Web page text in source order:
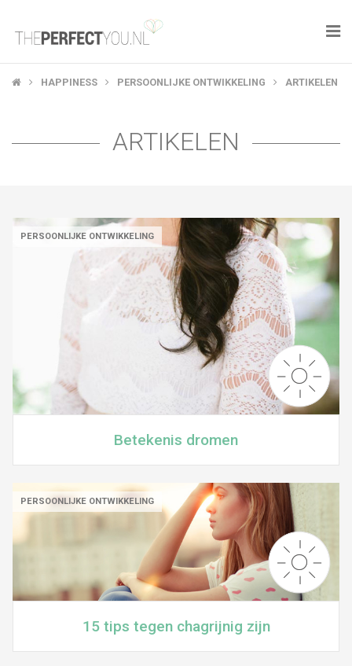

KNAPLEKKER
STYLE
WELL TRAVELED
HAPPINESS PERSOONLIJKE ONTWIKKELING ARTIKELEN
ARTIKELEN
PERSOONLIJKE ONTWIKKELING
Betekenis dromen
PERSOONLIJKE ONTWIKKELING
15 tips tegen chagrijnig zijn